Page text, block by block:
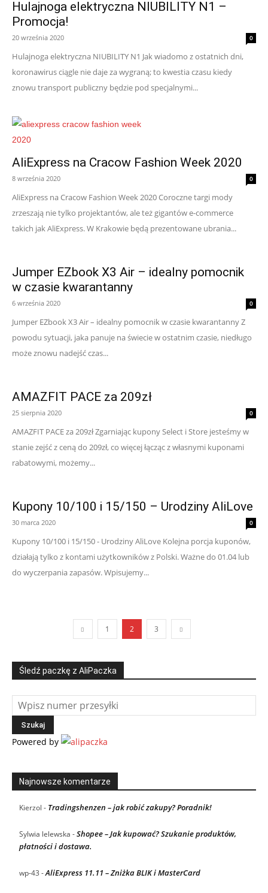
Hulajnoga elektryczna NIUBILITY N1 –
Promocja!
20 września 2020 0
Hulajnoga elektryczna NIUBILITY N1 Jak wiadomo z ostatnich dni,
koronawirus ciągle nie daje za wygraną; to kwestia czasu kiedy
znowu transport publiczny będzie pod specjalnymi...
AliExpress na Cracow Fashion Week 2020
8 września 2020 0
AliExpress na Cracow Fashion Week 2020 Coroczne targi mody
zrzeszają nie tylko projektantów, ale też gigantów e-commerce
takich jak AliExpress. W Krakowie będą prezentowane ubrania...
Jumper EZbook X3 Air – idealny pomocnik
w czasie kwarantanny
6 września 2020 0
Jumper EZbook X3 Air – idealny pomocnik w czasie kwarantanny Z
powodu sytuacji, jaka panuje na świecie w ostatnim czasie, niedługo
może znowu nadejść czas...
AMAZFIT PACE za 209zł
25 sierpnia 2020 0
AMAZFIT PACE za 209zł Zgarniając kupony Select i Store jesteśmy w
stanie zejść z ceną do 209zł, co więcej łącząc z własnymi kuponami
rabatowymi, możemy...
Kupony 10/100 i 15/150 – Urodziny AliLove
30 marca 2020 0
Kupony 10/100 i 15/150 - Urodziny AliLove Kolejna porcja kuponów,
działają tylko z kontami użytkowników z Polski. Ważne do 01.04 lub
do wyczerpania zapasów. Wpisujemy...
1 2 3
Śledź paczkę z AliPaczka
Powered by
Najnowsze komentarze
Kierzol - Tradingshenzen – jak robić zakupy? Poradnik!
Sylwia lelewska -Shopee – Jak kupować? Szukanie produktów,
płatności i dostawa.
wp-43 -AliExpress 11.11 – Zniżka BLIK i MasterCard